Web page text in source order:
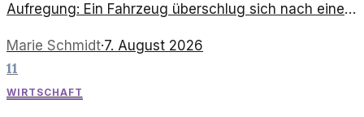
Aufregung: Ein Fahrzeug überschlug sich nach einem
und die Mobilitätssituation vor Ort.
Marie Schmidt·7. August 2026
11
WIRTSCHAFT